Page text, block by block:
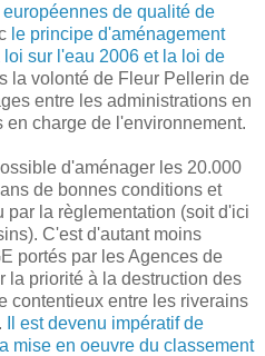
de qualité de
le principe d'aménagement
sur l'eau 2006 et la loi de
la volonté de Fleur Pellerin de
entre les administrations en
charge de l'environnement.
d'aménager les 20.000
de bonnes conditions et
par la règlementation (soit d'ici
C'est d'autant moins
portés par les Agences de
la priorité à la destruction des
contentieux entre les riverains
Il est devenu impératif de
mise en oeuvre du classement